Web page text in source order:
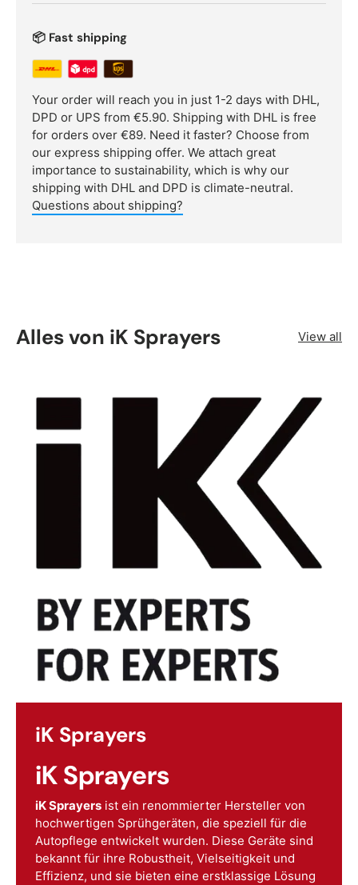
📦 Fast shipping
Your order will reach you in just 1-2 days with DHL,
DPD or UPS from €5.90. Shipping with DHL is free
for orders over €89. Need it faster? Choose from
our express shipping offer. We attach great
importance to sustainability, which is why our
shipping with DHL and DPD is climate-neutral.
Questions about shipping?
Alles von iK Sprayers View all
iK Sprayers
iK Sprayers
iK Sprayers ist ein renommierter Hersteller von
hochwertigen Sprühgeräten, die speziell für die
Autopflege entwickelt wurden. Diese Geräte sind
bekannt für ihre Robustheit, Vielseitigkeit und
Effizienz, und sie bieten eine erstklassige Lösung